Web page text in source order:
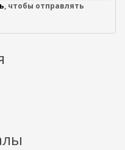
н
я
, чтобы отправлять